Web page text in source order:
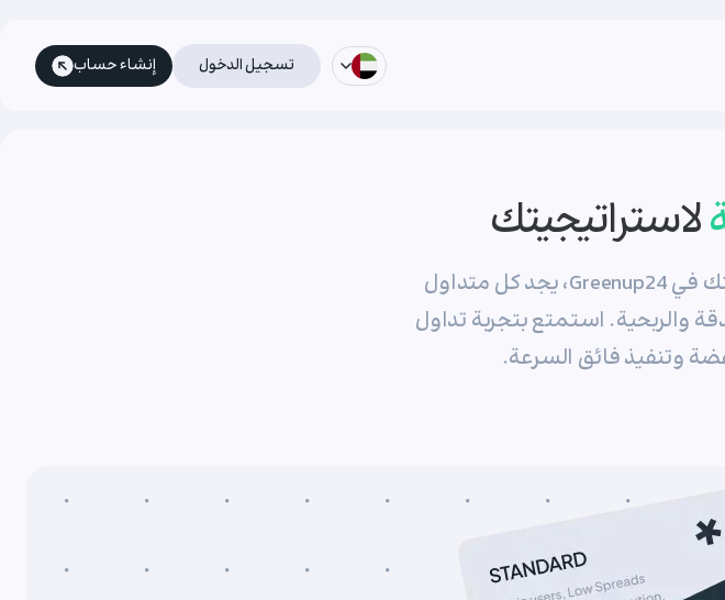
تسجيل الدخول إنشاء حساب
لاستراتيجيتك
اختر الحساب الذي يناسب استراتيجيتك في Greenup24، يجد كل متداول
والربحية. استمتع بتجربة تداول
وتنفيذ فائق السرعة.